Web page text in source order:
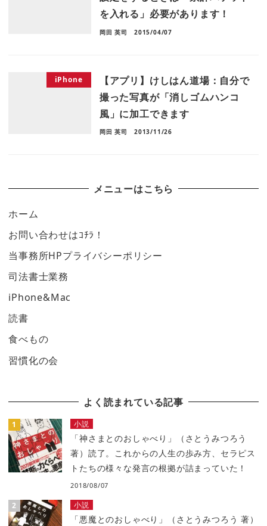
を入れる」必要があります！
岡田 英司 2015/04/07
iPhone
【アプリ】けしはん道場：自分で
撮った写真が「消しゴムハンコ
風」に加工できます
岡田 英司 2013/11/26
メニューはこちら
ホーム
お問い合わせはｺﾁﾗ！
当事務所HPプライバシーポリシー
司法書士業務
iPhone&Mac
読書
食べもの
習慣化の会
よく読まれている記事
小説
「神さまとのおしゃべり」（さとうみつろう
著）読了。これからの人生の歩み方、セラピス
トたちの様々な発言の根拠が詰まっていた！
2018/08/07
小説
「悪魔とのおしゃべり」（さとうみつろう 著）